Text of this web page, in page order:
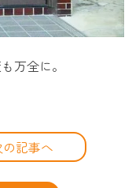
万全に。
記事へ